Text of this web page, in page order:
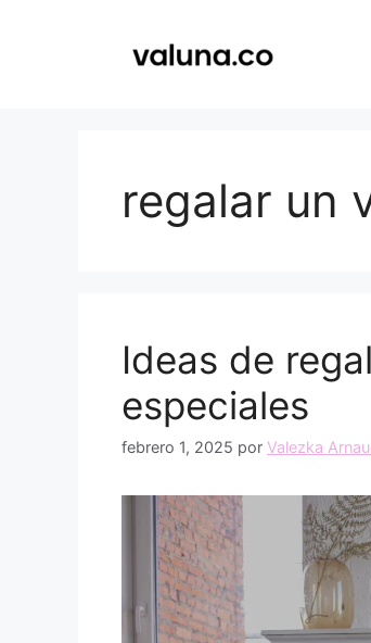
regalar un
Ideas de
especiales
febrero 1, 2025 por Valezka